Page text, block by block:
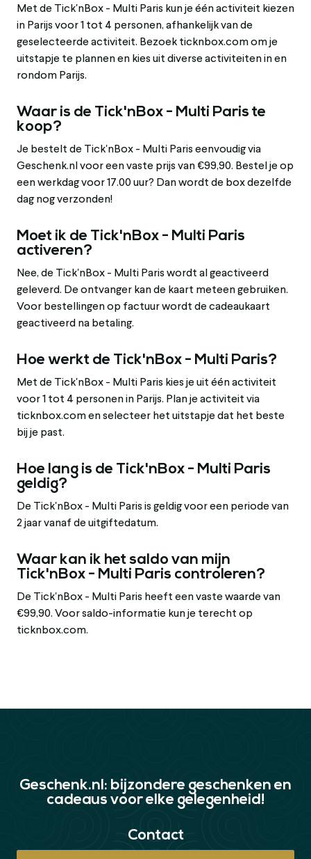
Met de Tick'nBox - Multi Paris kun je één activiteit kiezen
in Parijs voor 1 tot 4 personen, afhankelijk van de
geselecteerde activiteit. Bezoek ticknbox.com om je
uitstapje te plannen en kies uit diverse activiteiten in en
rondom Parijs.
Waar is de Tick'nBox - Multi Paris te
koop?
Je bestelt de Tick'nBox - Multi Paris eenvoudig via
Geschenk.nl voor een vaste prijs van €99,90. Bestel je op
een werkdag voor 17.00 uur? Dan wordt de box dezelfde
dag nog verzonden!
Moet ik de Tick'nBox - Multi Paris
activeren?
Nee, de Tick'nBox - Multi Paris wordt al geactiveerd
geleverd. De ontvanger kan de kaart meteen gebruiken.
Voor bestellingen op factuur wordt de cadeaukaart
geactiveerd na betaling.
Hoe werkt de Tick'nBox - Multi Paris?
Met de Tick'nBox - Multi Paris kies je uit één activiteit
voor 1 tot 4 personen in Parijs. Plan je activiteit via
ticknbox.com en selecteer het uitstapje dat het beste
bij je past.
Hoe lang is de Tick'nBox - Multi Paris
geldig?
De Tick'nBox - Multi Paris is geldig voor een periode van
2 jaar vanaf de uitgiftedatum.
Waar kan ik het saldo van mijn
Tick'nBox - Multi Paris controleren?
De Tick'nBox - Multi Paris heeft een vaste waarde van
€99,90. Voor saldo-informatie kun je terecht op
ticknbox.com.
Geschenk.nl: bijzondere geschenken en
cadeaus voor elke gelegenheid!
Contact